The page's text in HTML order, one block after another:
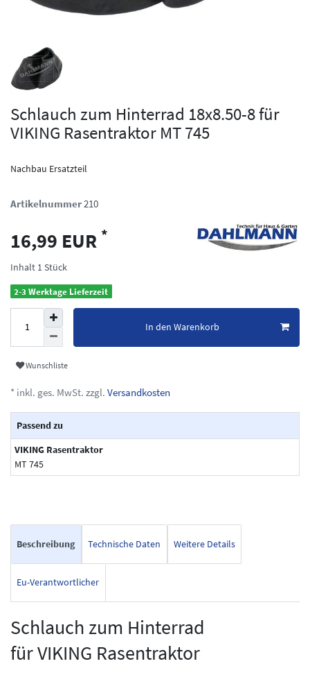
Schlauch zum Hinterrad 18x8.50-8 für
VIKING Rasentraktor MT 745
Nachbau Ersatzteil
Artikelnummer210
16,99 EUR *
Inhalt 1 Stück
2-3 Werktage Lieferzeit
In den Warenkorb
Wunschliste
* inkl. ges. MwSt. zzgl. Versandkosten
Passend zu
VIKING Rasentraktor
MT 745
Beschreibung Technische Daten Weitere Details
Eu-Verantwortlicher
Schlauch zum Hinterrad
für VIKING Rasentraktor